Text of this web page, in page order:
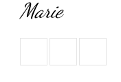
Marie